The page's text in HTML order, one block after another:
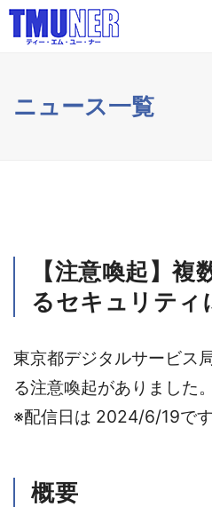
ニュース一覧
【注意喚起】複
るセキュリティ
東京都デジタルサービス
る注意喚起がありました。
※配信日は 2024/6/19です
概要